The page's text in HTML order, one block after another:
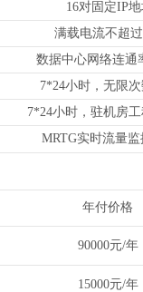
16对固定IP地
满载电流不超
数据中心网络连通
7*24小时，无限
7*24小时，驻机房
MRTG实时流量监
年付价格
90000元/年
15000元/年